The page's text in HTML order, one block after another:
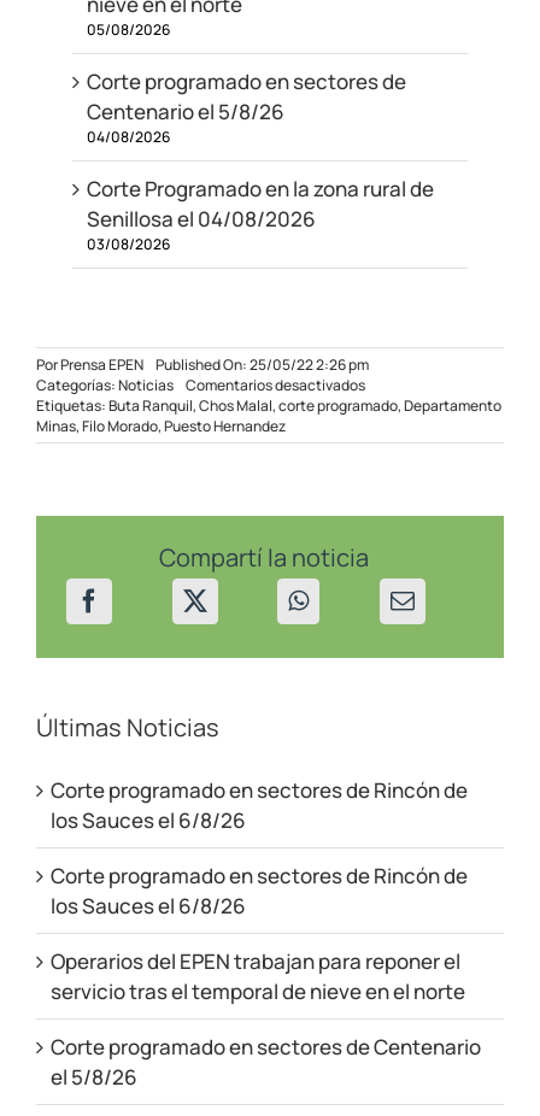
05/08/2026
Corte programado en sectores de
Centenario el 5/8/26
04/08/2026
Corte Programado en la zona rural de
Senillosa el 04/08/2026
03/08/2026
PorPrensa EPEN Published On: 25/05/22 2:26 pm
Categorías:Noticias Comentarios desactivadosen
Mantenimiento
en
Etiquetas:Buta Ranquil,Chos Malal,corte programado,Departamento
Minas,Filo Morado,Puesto Hernandez
Compartí la noticia
Últimas Noticias
Corte programado en sectores de Rincón de
los Sauces el 6/8/26
Corte programado en sectores de Rincón de
los Sauces el 6/8/26
Operarios del EPEN trabajan para reponer el
servicio tras el temporal de nieve en el norte
Corte programado en sectores de Centenario
el 5/8/26